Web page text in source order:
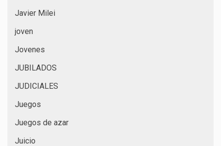
Javier Milei
joven
Jovenes
JUBILADOS
JUDICIALES
Juegos
Juegos de azar
Juicio